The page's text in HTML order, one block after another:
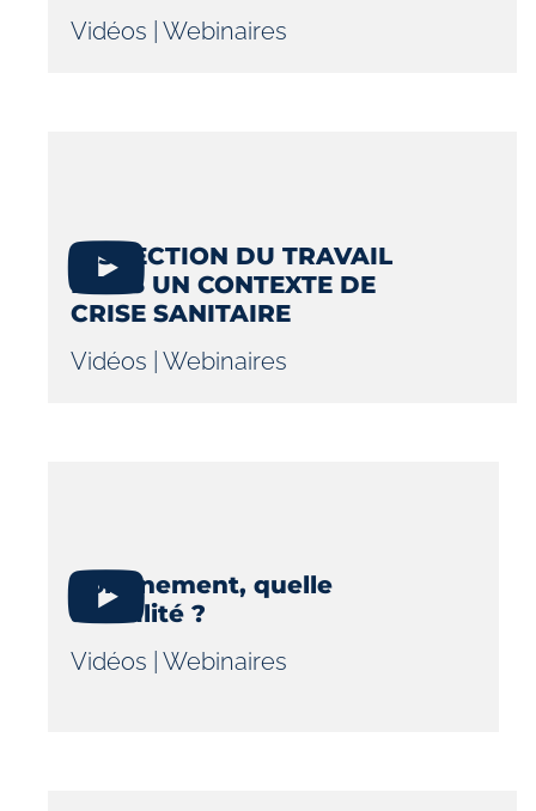
Vidéos |Webinaires
INSPECTION DU TRAVAIL
DANS UN CONTEXTE DE
CRISE SANITAIRE
Vidéos |Webinaires
Confinement, quelle
actualité ?
Vidéos |Webinaires